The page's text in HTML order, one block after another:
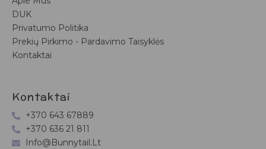
DUK
Privatumo Politika
Prekių Pirkimo - Pardavimo Taisyklės
Kontaktai
Kontaktai
+370 643 67889
+370 636 21 811
Info@bunnytail.lt